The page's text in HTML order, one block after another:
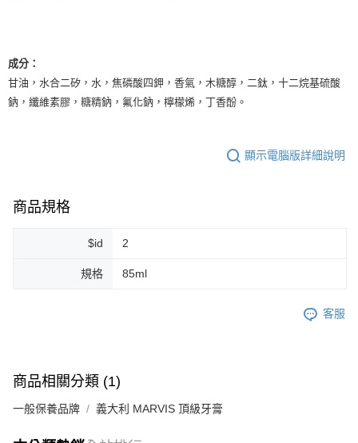
成分：
甘油，水合二矽，水，焦磷酸四鉀，香氣，木糖醇，二鈦，十二烷基硫酸
鈉，纖維素膠，糖精鈉，氟化鈉，檸檬烯，丁香酚。
顯示電腦版詳細說明
商品規格
$id 2
規格 85ml
客服
商品相關分類 (1)
一般保養品牌 義大利 MARVIS 頂級牙膏